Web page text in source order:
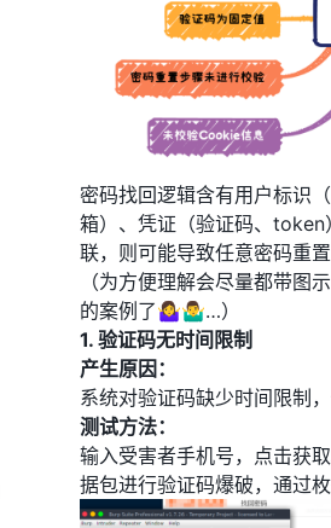
密码找回逻辑含有用户标识
箱）、凭证（验证码、
联，则可能导致任意密码重置
（为方便理解会尽量都带图
的案例了🤷‍♀️🤷‍♂️…）
1. 验证码无时间限制
产生原因：
系统对验证码缺少时间限制
测试方法：
输入受害者手机号，点击获
据包进行验证码爆破，通过